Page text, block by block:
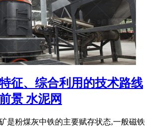
征、综合利用的技术路线
景 水泥网
是粉煤灰中铁的主要赋存状态,一般磁铁